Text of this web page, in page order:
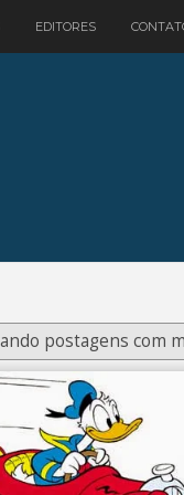
EDITORES
postagens com